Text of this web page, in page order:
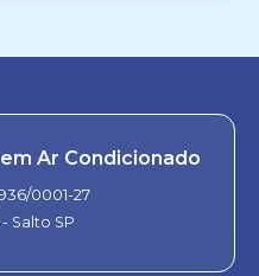
Ar Condicionado
0001-27
- Salto SP